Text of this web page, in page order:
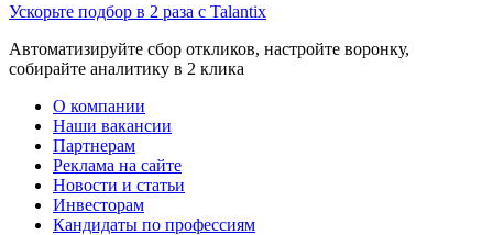
Ускорьте подбор в 2 раза с Talantix
Автоматизируйте сбор откликов, настройте воронку,
собирайте аналитику в 2 клика
О компании
Наши вакансии
Партнерам
Реклама на сайте
Новости и статьи
Инвесторам
Кандидаты по профессиям